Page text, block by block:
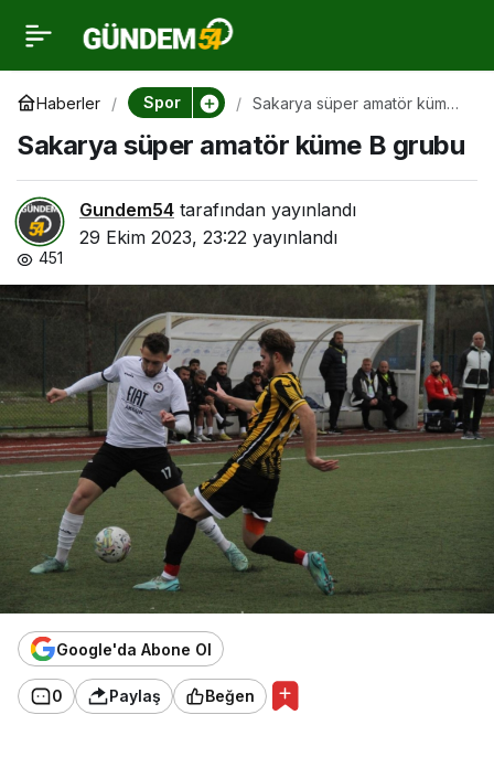
Haberler Spor
Sakarya süper amatör küme
Sakarya süper amatör küme B grubu
Gundem54 tarafından yayınlandı
29 Ekim 2023, 23:22 yayınlandı
451
Google'da Abone Ol
0 Paylaş Beğen
Sakarya süper amatör
küme B grubu